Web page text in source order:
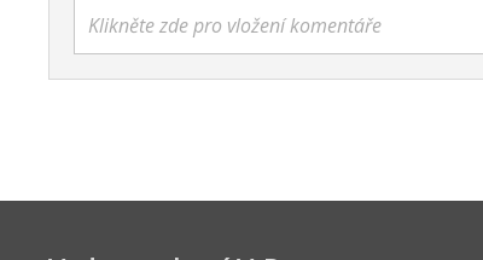
Klikněte zde pro vložení komentáře